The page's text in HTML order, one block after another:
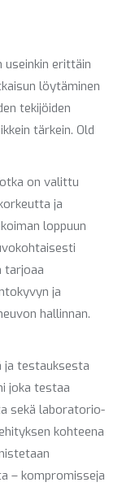
erittäin
löytäminen
tekijöiden
tärkein. Old
on valittu
ja
loppuun
tarjoaa
ja
hallinnan.
ja testauksesta
joka testaa
sekä laboratorio-
kohteena
– kompromisseja